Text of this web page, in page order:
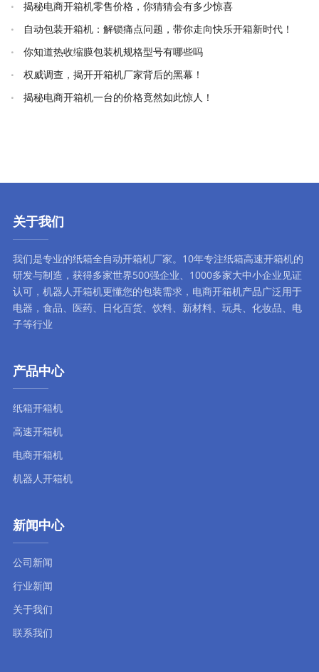
揭秘电商开箱机零售价格，你猜猜会有多少惊喜
自动包装开箱机：解锁痛点问题，带你走向快乐开箱新时代！
你知道热收缩膜包装机规格型号有哪些吗
权威调查，揭开开箱机厂家背后的黑幕！
揭秘电商开箱机一台的价格竟然如此惊人！
关于我们
我们是专业的纸箱全自动开箱机厂家。10年专注纸箱高速开箱机的
研发与制造，获得多家世界500强企业、1000多家大中小企业见证
认可， 机器人开箱机更懂您的包装需求， 电商开箱机产品广泛用于
电器，食品、医药、日化百货、饮料、新材料、玩具、化妆品、电
子等行业
产品中心
纸箱开箱机
高速开箱机
电商开箱机
机器人开箱机
新闻中心
公司新闻
行业新闻
关于我们
联系我们